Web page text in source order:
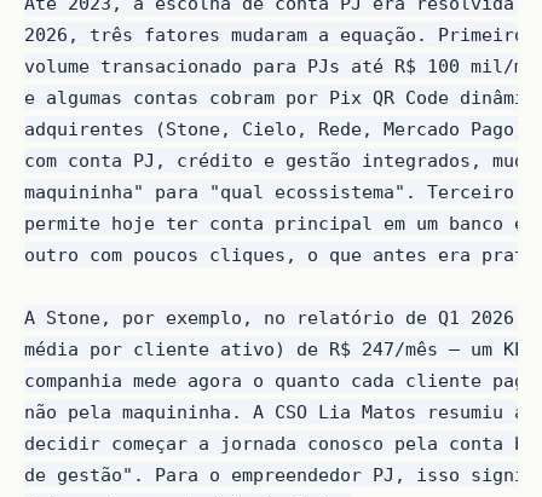
2026, três fatores mudaram a equação.
volume transacionado para PJs até R$ 100 mil/
e algumas contas cobram por Pix QR Code
adquirentes (Stone, Cielo, Rede, Mercado Pago)
com conta PJ, crédito e gestão integrados,
maquininha" para "qual ecossistema". Terceiro,
permite hoje ter conta principal em um banco e
outro com poucos cliques, o que antes era
A Stone, por exemplo, no relatório de Q1 2026
média por cliente ativo) de R$ 247/mês — um
companhia mede agora o quanto cada cliente
não pela maquininha. A CSO Lia Matos resumiu
decidir começar a jornada conosco pela conta
de gestão". Para o empreendedor PJ, isso